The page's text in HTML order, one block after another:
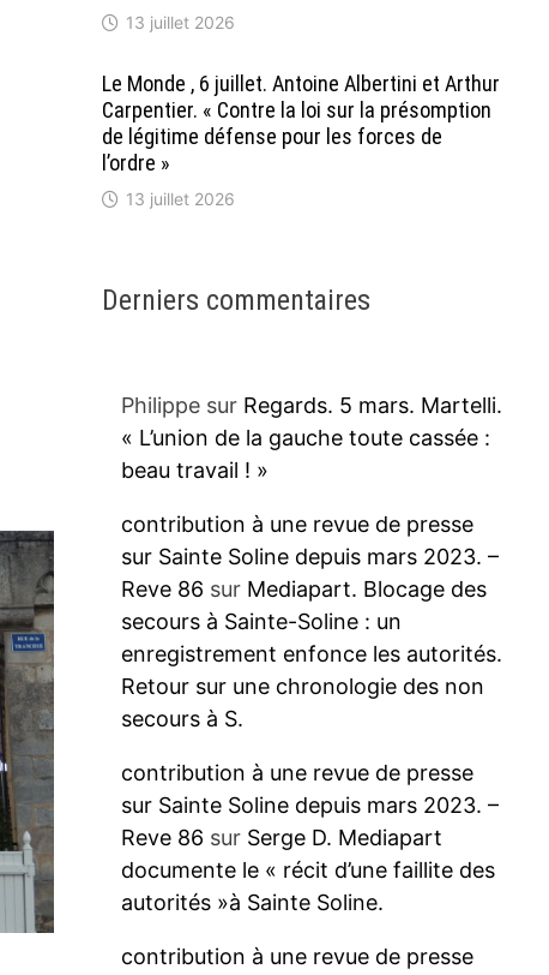
13 juillet 2026
Le Monde , 6 juillet. Antoine Albertini et Arthur
Carpentier. « Contre la loi sur la présomption
de légitime défense pour les forces de
l’ordre »
13 juillet 2026
Derniers commentaires
Philippesur Regards. 5 mars. Martelli.
« L’union de la gauche toute cassée :
beau travail ! »
contribution à une revue de presse
sur Sainte Soline depuis mars 2023. –
Reve 86 sur Mediapart. Blocage des
secours à Sainte-Soline : un
enregistrement enfonce les autorités.
Retour sur une chronologie des non
secours à S.
contribution à une revue de presse
sur Sainte Soline depuis mars 2023. –
Reve 86 sur Serge D. Mediapart
documente le « récit d’une faillite des
autorités »à Sainte Soline.
contribution à une revue de presse